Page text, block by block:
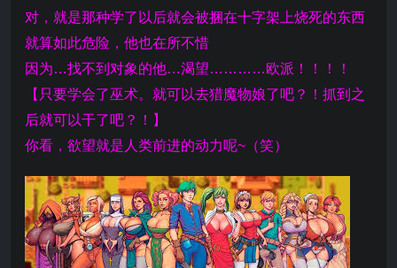
对，就是那种学了以后就会被捆在十字架上烧死的东西
就算如此危险，他也在所不惜
因为…找不到对象的他…渴望…………欧派！！！！
【只要学会了巫术。就可以去猎魔物娘了吧？！抓到之
后就可以干了吧？！】
你看，欲望就是人类前进的动力呢~（笑）